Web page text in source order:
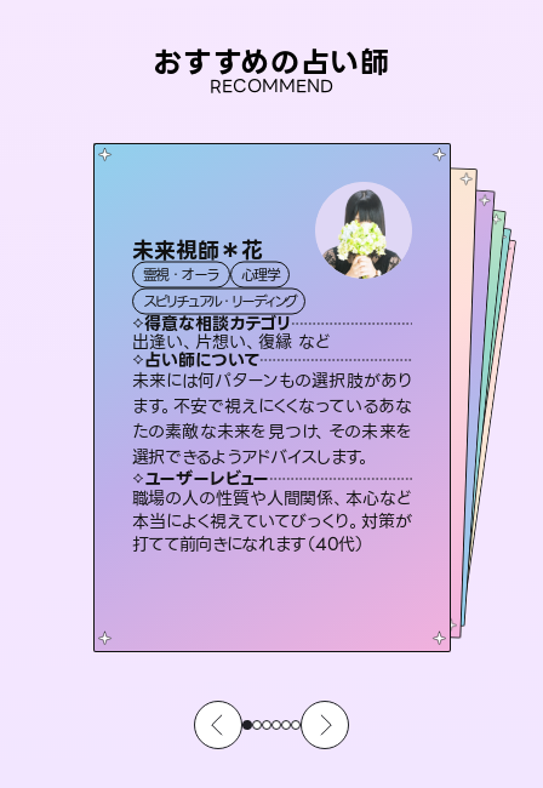
おすすめの占い師
RECOMMEND
未来視師＊花
霊視・オーラ
心理学
スピリチュアル・リーディング
得意な相談カテゴリ
出逢い、片想い、復縁 など
占い師について
未来には何パターンもの選択肢があり
ます。不安で視えにくくなっているあな
たの素敵な未来を見つけ、その未来を
選択できるようアドバイスします。
ユーザーレビュー
職場の人の性質や人間関係、本心など
本当によく視えていてびっくり。対策が
打てて前向きになれます（40代）
おう 霊感オラクル
霊視・オーラ
オラクルカード
得意な相談カテゴリ
恋愛総合、あの人の気持ち など
占い師について
霊視×オラクルカードを使って「今」と
「未来」そして「気になるあの人の気持
ち」まで丁寧に読み解き、恋や人生のヒ
ントを優しく引き出します。
ユーザーレビュー
不安な気持ちが嘘みたいに晴れまし
た…！よく視えていらっしゃるんだなと
感じました（40代 女性）
アイリス -iris-
西洋占星術 タロット
ルーン
得意な相談カテゴリ
恋愛総合、片想い、二人の未来 など
占い師について
復縁、恋愛、不倫の行方、同性愛や片
思い、仕事関係や借金問題まで知りた
いことや心の負担になっていることを
紐解き、背中をそっと押して導きます。
ユーザーレビュー
安心感のあり、言い切ってくれる所や濁
さない鑑定のおかげで、毎回自分の気
持ちを整えられます（30代 男性）
セラピスト理恵
霊視・オーラ
スピリチュアル・リーディング
得意な相談カテゴリ
片想い、二人の未来、年の差 など
占い師について
連絡再開、復縁、成就などの報告実績多数。セラピストとして2万超の施術経験があるからこそできる鑑定で、より良い未来をサポートします。
ユーザーレビュー
とても心温まる鑑定でした。しかもこち
らは何も言っていないのに視えていらっ
しゃるんだなと驚きです（30代女性）
彗望
霊視・オーラ
スピリチュアル・リーディング
得意な相談カテゴリ
片想い、あの人の気持ち、復縁 など
占い師について
3,700年以上の歴史を持つ東洋最古の
占術「易占」で詳細まで占い、幸せへ向
かう道筋を示します。厳しい結果にも具
体的な対策をお伝えします。
ユーザーレビュー
複雑な背景もしっかり聞いて鑑定して
いただけました。気持ちが楽になりまし
た（50代 女性）
桃源珠羽
霊視・オーラ タロット
スピリチュアル・リーディング
得意な相談カテゴリ
片想い、あの人の気持ち、復縁 など
占い師について
恋愛のお悩みの中でも特に「曖昧な関
係」の相談を得意としており、友達以上
恋人未満なお相手との今後や本音を丁
寧に読み解き恋愛成就へと導きます。
ユーザーレビュー
鑑定していただいてアドバイス通りに行
動すると仲が復活してきました。ありが
とうございました（40代 女性）